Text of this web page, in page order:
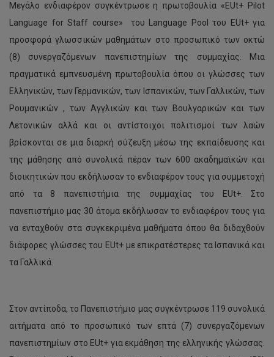
Μεγάλο ενδιαφέρον συγκέντρωσε η πρωτοβουλία «EUt+ Pilot
Language for Staff course» του Language Pool του EUt+ για
προσφορά γλωσσικών μαθημάτων στο προσωπικό των οκτώ
(8) συνεργαζόμενων πανεπιστημίων της συμμαχίας. Μια
πραγματικά εμπνευσμένη πρωτοβουλία όπου οι γλώσσες των
Ελληνικών, των Γερμανικών, των Ισπανικών, των Γαλλικών, των
Ρουμανικών , των Αγγλικών και των Βουλγαρικών και των
Λετονικών αλλά και οι αντίστοιχοι πολιτισμοί των λαών
βρίσκονται σε μια διαρκή σύζευξη μέσω της εκπαίδευσης και
της μάθησης από συνολικά πέραν των 600 ακαδημαϊκών και
διοικητικών που εκδήλωσαν το ενδιαφέρον τους για συμμετοχή
από τα 8 πανεπιστήμια της συμμαχίας του EUt+. Στο
πανεπιστήμιο μας 30 άτομα εκδήλωσαν το ενδιαφέρον τους για
να ενταχθούν στα συγκεκριμένα μαθήματα όπου θα διδαχθούν
διάφορες γλώσσες του EUt+ με επικρατέστερες τα Ισπανικά και
τα Γαλλικά.
Στον αντίποδα, το Πανεπιστήμιο μας συγκέντρωσε 119 συνολικά
αιτήματα από το προσωπικό των επτά (7) συνεργαζόμενων
πανεπιστημίων στο EUt+ για εκμάθηση της ελληνικής γλώσσας.